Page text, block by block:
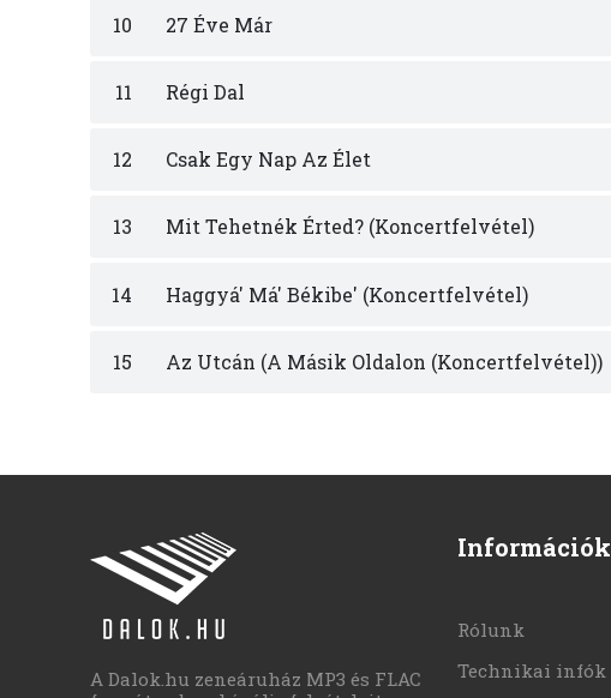
10 27 Éve Már
11 Régi Dal
12 Csak Egy Nap Az Élet
13 Mit Tehetnék Érted? (Koncertfelvétel)
14 Haggyá' Má' Békibe' (Koncertfelvétel)
15 Az Utcán (A Másik Oldalon (Koncertfelvétel))
A Dalok.hu zeneáruház MP3 és FLAC
Információk
Rólunk
Technikai infók